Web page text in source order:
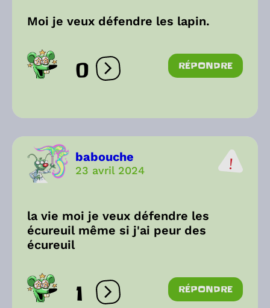
Moi je veux défendre les lapin.
0 Ouvrir les réactions
RÉPONDRE
babouche
23 avril 2024
la vie moi je veux défendre les
écureuil même si j'ai peur des
écureuil
1 Ouvrir les réactions
RÉPONDRE